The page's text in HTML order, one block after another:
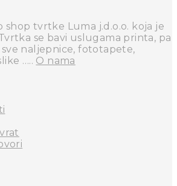
shop tvrtke Luma j.d.o.o. koja je
se bavi uslugama printa, pa
naljepnice, fototapete,
….. O nama